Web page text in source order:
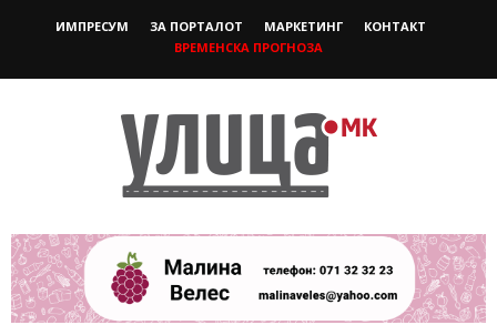
ИМПРЕСУМ ЗА ПОРТАЛОТ МАРКЕТИНГ
КОНТАКТ
ВРЕМЕНСКА ПРОГНОЗА